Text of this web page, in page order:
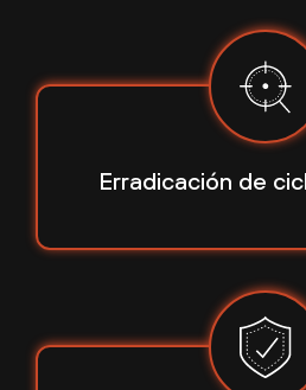
Erradicación de